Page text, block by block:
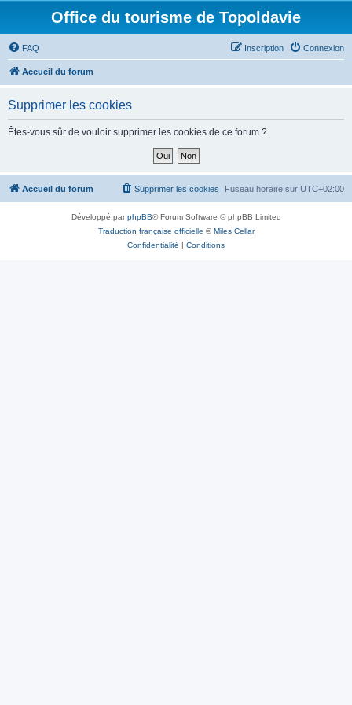
Office du tourisme de Topoldavie
FAQ Connexion
Inscription
Accueil du forum
Supprimer les cookies
Êtes-vous sûr de vouloir supprimer les cookies de ce forum ?
Accueil du forum Fuseau horaire sur UTC+02:00
Supprimer les cookies
Développé parphpBB® Forum Software © phpBB Limited
Traduction française officielle ©Miles Cellar
Confidentialité | Conditions